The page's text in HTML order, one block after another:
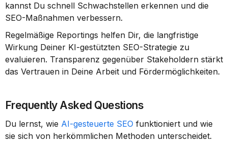
kannst Du schnell Schwachstellen erkennen und die
SEO-Maßnahmen verbessern.
Regelmäßige Reportings helfen Dir, die langfristige
Wirkung Deiner KI-gestützten SEO-Strategie zu
evaluieren. Transparenz gegenüber Stakeholdern stärkt
das Vertrauen in Deine Arbeit und Fördermöglichkeiten.
Frequently Asked Questions
Du lernst, wie AI-gesteuerte SEO funktioniert und wie
sie sich von herkömmlichen Methoden unterscheidet.